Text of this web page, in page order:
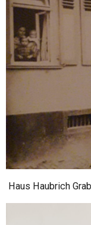
Haus Haubrich